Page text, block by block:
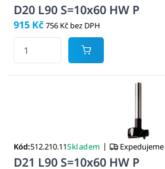
D20 L90 S=10x60 HW P
915 Kč 756 Kč bez DPH
Kód:512.210.11Skladem | Expedujeme
D21 L90 S=10x60 HW P